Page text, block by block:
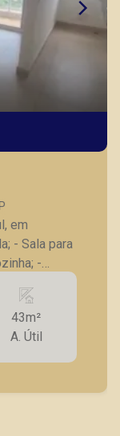
em
-
A
seus
locação,
ou mesmo
de
43m²
A. Útil